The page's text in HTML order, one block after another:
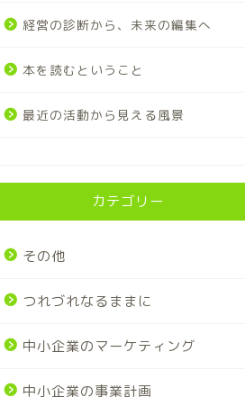
経営の診断から、未来の編集へ
本を読むということ
最近の活動から見える風景
カテゴリー
その他
つれづれなるままに
中小企業のマーケティング
中小企業の事業計画